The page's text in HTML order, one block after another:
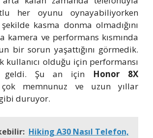
her oyunu oynayabiliyorken
kasma donma olmadığını
kamera ve performans kısmında
bir sorun yaşattığını görmedik.
kullanıcı olduğu için performansı
geldi. Şu an için Honor 8X
çok memnunuz ve uzun yıllar
duruyor.
Hiking A30 Nasıl Telefon,